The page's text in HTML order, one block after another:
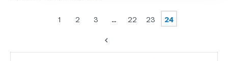
1 2 3 … 22 23 24